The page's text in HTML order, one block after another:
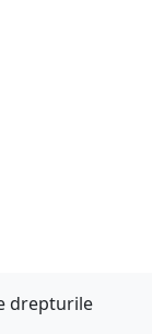
drepturile